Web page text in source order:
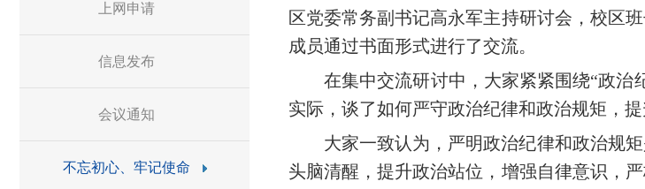
上网申请
信息发布
会议通知
不忘初心、牢记使命
区党委常务副书记高永军主持研讨会，校区
成员通过书面形式进行了交流。
在集中交流研讨中，大家紧紧围绕“政治
实际，谈了如何严守政治纪律和政治规矩，
大家一致认为，严明政治纪律和政治规
头脑清醒，提升政治站位，增强自律意识，